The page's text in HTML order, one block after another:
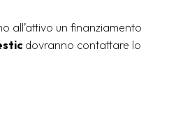
all’attivo un finanziamento
dovranno contattare lo